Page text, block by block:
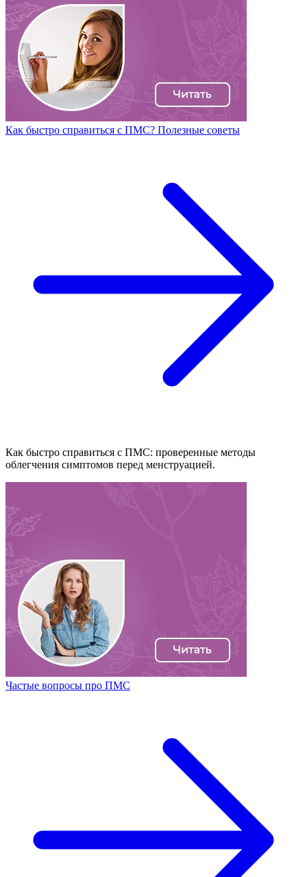
Как быстро справиться с ПМС? Полезные советы
Как быстро справиться с ПМС: проверенные методы
облегчения симптомов перед менструацией.
Частые вопросы про ПМС